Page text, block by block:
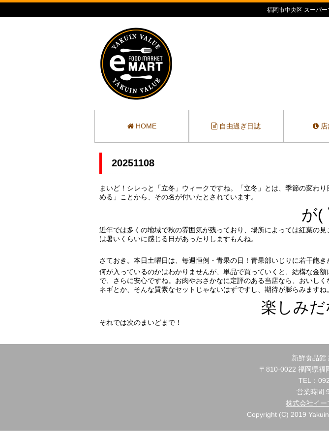
福岡市中央区 スーパ
HOME 自由過ぎ日誌
20251108
まいど！シレっと「立冬」ウィークですね。「立冬」とは、季節の変わ
める」ことから、その名が付いたとされています。
が(
近年では多くの地域で秋の雰囲気が残っており、場所によっては紅葉の
は暑いくらいに感じる日があったりしますもんね。
さておき。本日土曜日は、毎週恒例・青果の日！青果部いじりに若干飽
何が入っているのかはわかりませんが、単品で買っていくと、結構な金
で、さらに安心ですね。お肉やおさかなに定評のある当店なら、おいし
ネギとか、そんな質素なセットじゃないはずですし、期待が膨らみますね。
楽しみ
それでは次のまいどまで！
新鮮食品館
〒810-0022 福岡県福
TEL：
営業時間
株式会社イ
Copyright (C) 2019